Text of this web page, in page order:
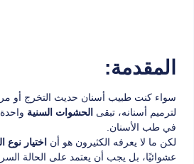
المقدمة:
سواء كنت طبيب أسنان حديث التخرج أو
لترميم أسنانه، تبقى الحشوات السنية
في طب الأسنان.
لكن ما لا يعرفه الكثيرون هو أن اختيار نوع
عشوائيًا، بل يجب أن يعتمد على الحالة